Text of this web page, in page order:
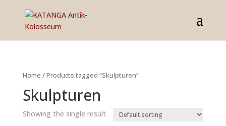
Home / Products tagged “Skulpturen”
Skulpturen
Showing the single result